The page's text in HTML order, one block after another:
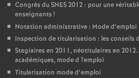
Congrès duSNES2012 : pour une
enseignants !
Notation administrative : Mode d’emploi
Inspection de titularisation : les conseils
Stagiaires en 2011, néotitulaires en
académiques, mode d ?emploi
Titularisation mode d’emploi